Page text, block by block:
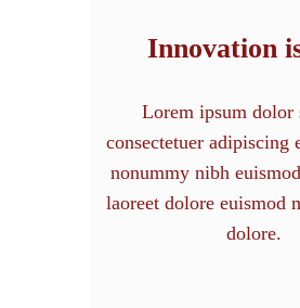
Innovation
Lorem ipsum dolor
consectetuer adipiscing
nonummy nibh
laoreet dolore euismod
dolore.